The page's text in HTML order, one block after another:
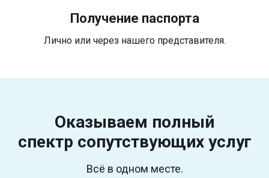
Получение паспорта
Лично или через нашего представителя.
Оказываем полный
спектр сопутствующих услуг
Всё в одном месте.